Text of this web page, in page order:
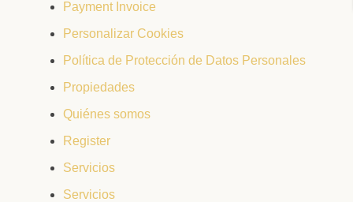
Payment Invoice
Personalizar Cookies
Política de Protección de Datos Personales
Propiedades
Quiénes somos
Register
Servicios
Servicios